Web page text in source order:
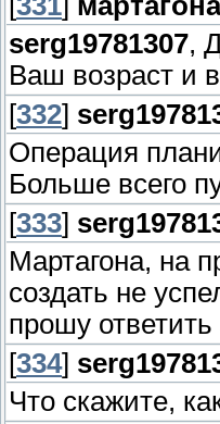
serg19781307,
Ваш возраст и
[332]
Операция
Больше всего
[333]
Мартагона, на
создать не
прошу
[334]
Что скажите,